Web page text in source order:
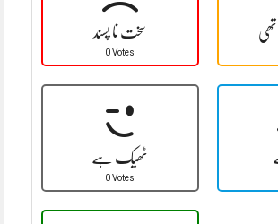
سخت نا پسند
0 Votes
تھی
ٹھیک ہے
0 Votes